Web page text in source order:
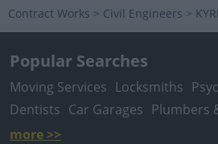
Contract Works > Civil Engineers >
Popular Searches
Moving Services Locksmiths
Dentists Car Garages Plumbers
more >>